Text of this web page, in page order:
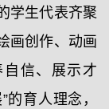
学生代表齐聚
画创作、动画
信、展示才
育人理念，